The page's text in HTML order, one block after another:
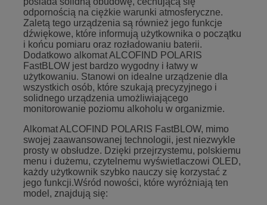
odpornością na ciężkie warunki atmosferyczne.
Zaletą tego urządzenia są również jego funkcje
dźwiękowe, które informują użytkownika o początku
i końcu pomiaru oraz rozładowaniu baterii.
Dodatkowo alkomat ALCOFIND POLARIS
FastBLOW jest bardzo wygodny i łatwy w
użytkowaniu. Stanowi on idealne urządzenie dla
wszystkich osób, które szukają precyzyjnego i
solidnego urządzenia umożliwiającego
monitorowanie poziomu alkoholu w organizmie.
Alkomat ALCOFIND POLARIS FastBLOW, mimo
swojej zaawansowanej technologii, jest niezwykle
prosty w obsłudze. Dzięki przejrzystemu, polskiemu
menu i dużemu, czytelnemu wyświetlaczowi OLED,
każdy użytkownik szybko nauczy się korzystać z
jego funkcji.Wśród nowości, które wyróżniają ten
model, znajdują się: